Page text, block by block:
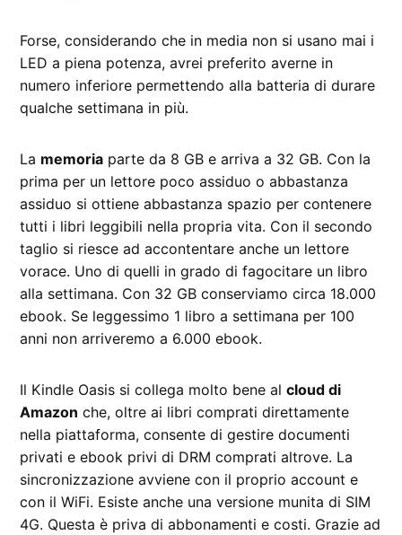
Forse, considerando che in media non si usano mai i
LED a piena potenza, avrei preferito averne in
numero inferiore permettendo alla batteria di durare
qualche settimana in più.
La memoria parte da 8 GB e arriva a 32 GB. Con la
prima per un lettore poco assiduo o abbastanza
assiduo si ottiene abbastanza spazio per contenere
tutti i libri leggibili nella propria vita. Con il secondo
taglio si riesce ad accontentare anche un lettore
vorace. Uno di quelli in grado di fagocitare un libro
alla settimana. Con 32 GB conserviamo circa 18.000
ebook. Se leggessimo 1 libro a settimana per 100
anni non arriveremo a 6.000 ebook.
Il Kindle Oasis si collega molto bene alcloud di
Amazon che, oltre ai libri comprati direttamente
nella piattaforma, consente di gestire documenti
privati e ebook privi di DRM comprati altrove. La
sincronizzazione avviene con il proprio account e
con il WiFi. Esiste anche una versione munita di SIM
4G. Questa è priva di abbonamenti e costi. Grazie ad